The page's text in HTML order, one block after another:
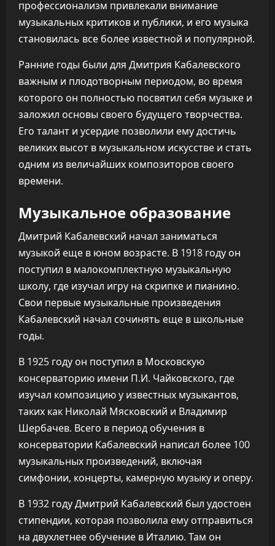
профессионализм привлекали внимание
музыкальных критиков и публики, и его музыка
становилась все более известной и популярной.
Ранние годы были для Дмитрия Кабалевского
важным и плодотворным периодом, во время
которого он полностью посвятил себя музыке и
заложил основы своего будущего творчества.
Его талант и усердие позволили ему достичь
великих высот в музыкальном искусстве и стать
одним из величайших композиторов своего
времени.
Музыкальное образование
Дмитрий Кабалевский начал заниматься
музыкой еще в юном возрасте. В 1918 году он
поступил в малокомплектную музыкальную
школу, где изучал игру на скрипке и пианино.
Свои первые музыкальные произведения
Кабалевский начал сочинять еще в школьные
годы.
В 1925 году он поступил в Московскую
консерваторию имени П.И. Чайковского, где
изучал композицию у известных музыкантов,
таких как Николай Мясковский и Владимир
Шербачев. Всего в период обучения в
консерватории Кабалевский написал более 100
музыкальных произведений, включая
симфонии, концерты, камерную музыку и оперу.
В 1932 году Дмитрий Кабалевский был удостоен
стипендии, которая позволила ему отправиться
на двухлетнее обучение в Италию. Там он